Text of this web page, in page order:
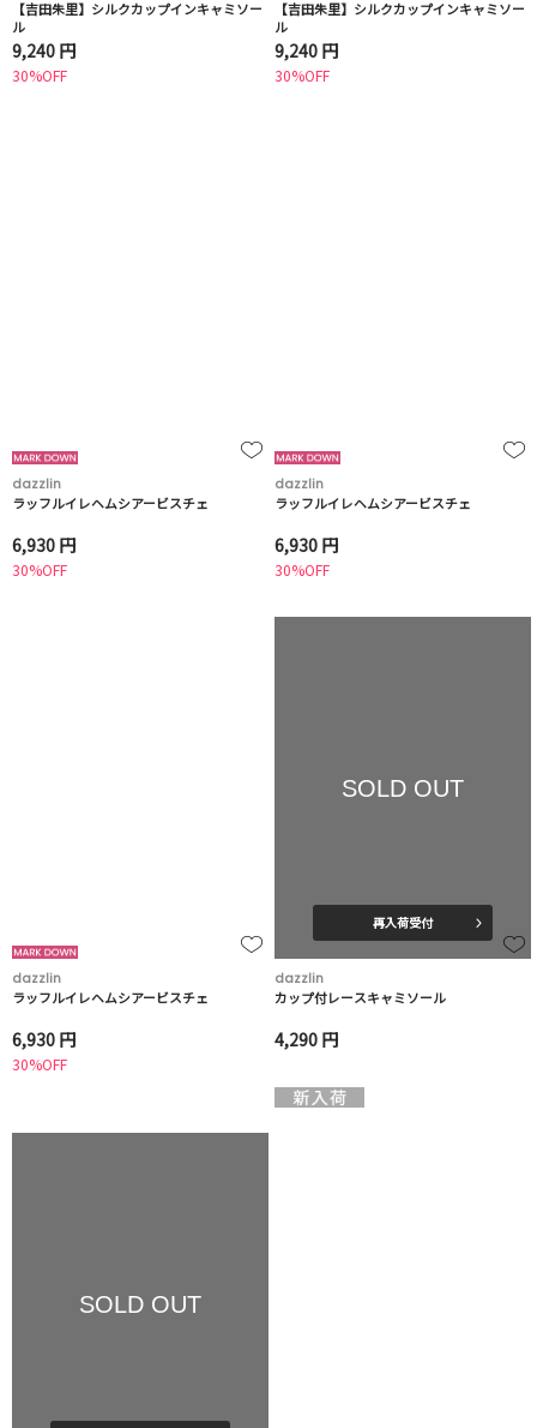
【吉田朱里】シルクカップインキャミソー
ル
9,240 円
30%OFF
【吉田朱里】シルクカップインキャミソー
ル
9,240 円
30%OFF
dazzlin
ラッフルイレヘムシアービスチェ
6,930 円
30%OFF
dazzlin
ラッフルイレヘムシアービスチェ
6,930 円
30%OFF
dazzlin
ラッフルイレヘムシアービスチェ
6,930 円
30%OFF
SOLD OUT
再入荷受付
dazzlin
カップ付レースキャミソール
4,290 円
SOLD OUT